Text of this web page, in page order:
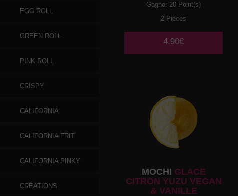
EGG ROLL
GREEN ROLL
PINK ROLL
CRISPY
CALIFORNIA
CALIFORNIA FRIT
CALIFORNIA PINKY
CRÉATIONS
Gagner 20 Point(s)
2 Pièces
4.90€
MOCHI GLACE
CITRON YUZU VEGAN
& VANILLE